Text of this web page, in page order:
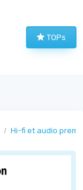
TOPs
Hi-fi et audio